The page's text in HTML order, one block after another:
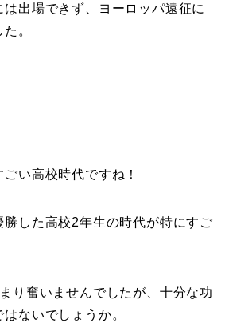
は出場できず、ヨーロッパ遠征に
。
い高校時代ですね！
勝した高校2年生の時代が特にすご
り奮いませんでしたが、十分な功
ないでしょうか。